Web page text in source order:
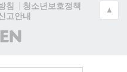
침
청소년보호정책
고안내
)
▲